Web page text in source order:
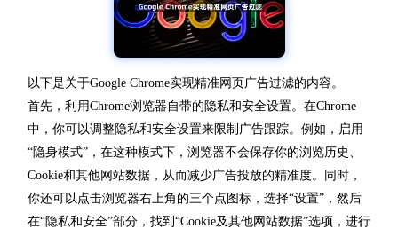
以下是关于Google Chrome实现精准网页广告过滤的内容。
首先，利用Chrome浏览器自带的隐私和安全设置。在Chrome
中，你可以调整隐私和安全设置来限制广告跟踪。例如，启用
“隐身模式”，在这种模式下，浏览器不会保存你的浏览历史、
Cookie和其他网站数据，从而减少广告投放的精准度。同时，
你还可以点击浏览器右上角的三个点图标，选择“设置”，然后
在“隐私和安全”部分，找到“Cookie及其他网站数据”选项，进行